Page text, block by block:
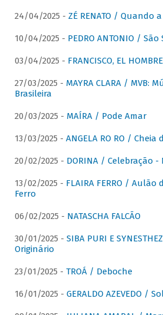
24/04/2025 - ZÉ RENATO / Quando
10/04/2025 - PEDRO ANTONIO / São
03/04/2025 - FRANCISCO, EL
27/03/2025 - MAYRA CLARA / MVB:
Brasileira
20/03/2025 - MAÍRA / Pode Amar
13/03/2025 - ANGELA RO RO /
20/02/2025 - DORINA / Celebração -
13/02/2025 - FLAIRA FERRO / Aulão
Ferro
06/02/2025 - NATASCHA FALCÃO
30/01/2025 - SIBA PURI E
Originário
23/01/2025 - TROÁ / Deboche
16/01/2025 - GERALDO AZEVEDO /